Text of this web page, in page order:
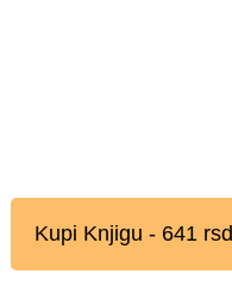
Kupi Knjigu - 641 rsd